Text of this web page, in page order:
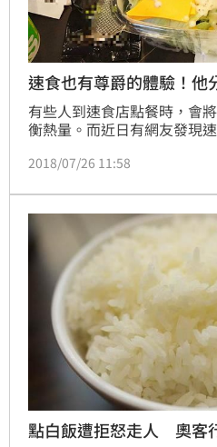
速食也有尊爵的體驗！他
有些人到速食店點餐時，會
衡熱量。而近日有網友發現
出了許多人生的方向與哲理。
2018/07/26 11:58
點白飯遭拒怒走人 奧客